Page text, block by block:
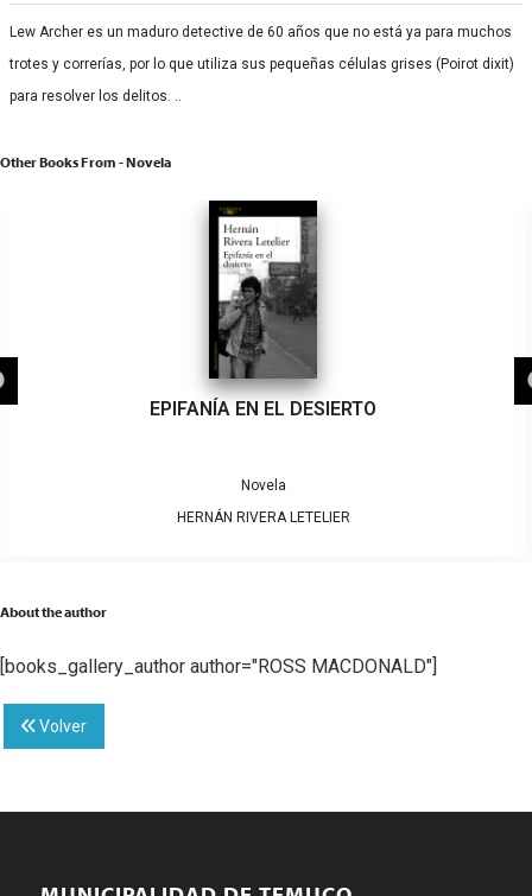
Lew Archer es un maduro detective de 60 años que no está ya para muchos
trotes y correrías, por lo que utiliza sus pequeñas células grises (Poirot dixit)
para resolver los delitos. ..
Other Books From - Novela
EPIFANÍA EN EL DESIERTO
Novela
HERNÁN RIVERA LETELIER
About the author
[books_gallery_author author="ROSS MACDONALD"]
Volver